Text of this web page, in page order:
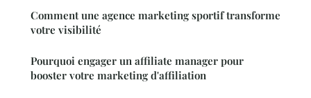
Comment une agence marketing sportif transforme
votre visibilité
Pourquoi engager un affiliate manager pour
booster votre marketing d'affiliation